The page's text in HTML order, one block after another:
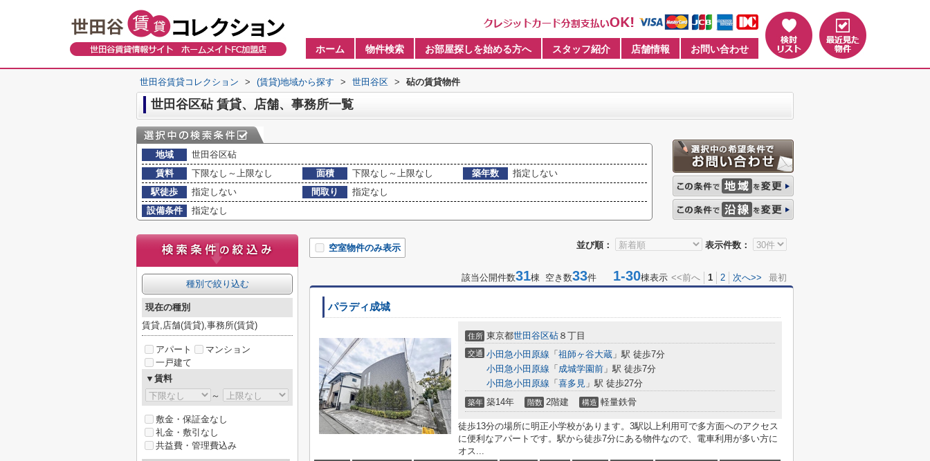
ホーム 物件検索 お部屋探しを始める方へ スタッフ紹介 店舗情報 お問い合わせ
世田谷賃貸コレクション > (賃貸)地域から探す > 世田谷区 > 砧の賃貸物件
世田谷区砧 賃貸、店舗、事務所一覧
地域
世田谷区砧
賃料
下限なし～上限なし 面積 下限なし～上限なし 築年数
指定しない
駅徒歩
指定しない 間取り
指定なし
設備条件
指定なし
並び順： 表示件数：
空室物件のみ表示
該当公開件数31棟 空き数33件 1-30棟表示 <<前へ 1 2 次へ>> 最初
パラディ成城
住所 東京都世田谷区砧 ８丁目
交通 小田急小田原線 「 祖師ヶ谷大蔵 」駅 徒歩7分
小田急小田原線 「 成城学園前 」駅 徒歩7分
小田急小田原線 「 喜多見 」駅 徒歩27分
築年 築14年 階数 2階建 構造 軽量鉄骨
徒歩13分の場所に明正小学校があります。3駅以上利用可で多方面へのアクセス
に便利なアパートです。駅から徒歩7分にある物件なので、電車利用が多い方に
オス...
種別で絞り込む
現在の種別
賃貸,店舗(賃貸),事務所(賃貸)
アパート
マンション
一戸建て
▼賃料
～
敷金・保証金なし
礼金・敷引なし
共益費・管理費込み